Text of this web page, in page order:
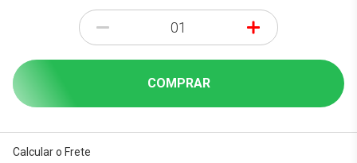
- +
COMPRAR
Calcular o Frete